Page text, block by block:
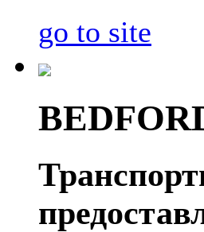
go to site